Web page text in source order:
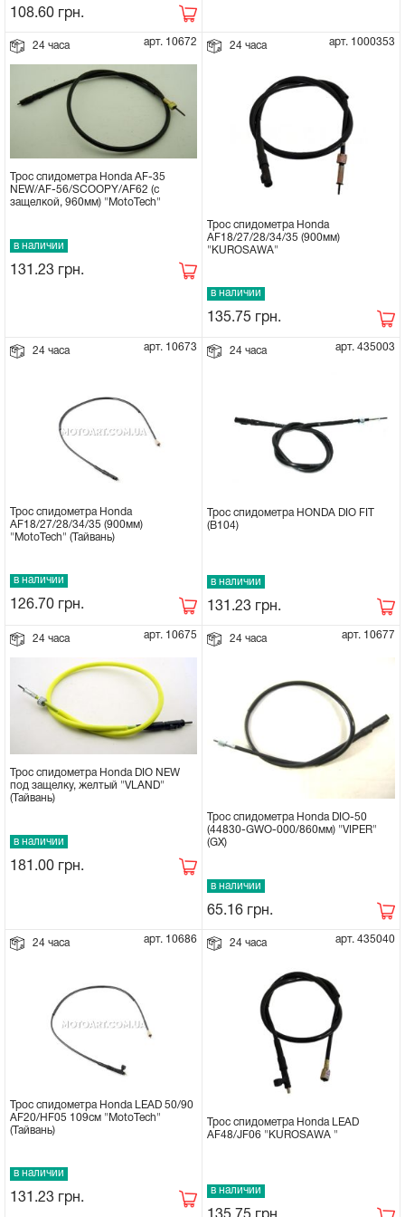
Прокладки на мотоблок
Свечи на мотоблок
Глушитель на мотоблок
Элементы управления, тросики на
мотоблок
108.60 грн.
24 часа арт. 10672
Трос спидометра Honda AF-35
NEW/AF-56/SCOOPY/AF62 (с
защелкой, 960мм) "MotoTech"
в наличии
131.23 грн.
24 часа арт. 1000353
Трос спидометра Honda
AF18/27/28/34/35 (900мм)
"KUROSAWA"
в наличии
135.75 грн.
24 часа арт. 10673
Трос спидометра Honda
AF18/27/28/34/35 (900мм)
"MotoTech" (Тайвань)
в наличии
126.70 грн.
24 часа арт. 435003
Трос спидометра HONDA DIO FIT
(В104)
в наличии
131.23 грн.
24 часа арт. 10675
Трос спидометра Honda DIO NEW
под защелку, желтый "VLAND"
(Тайвань)
в наличии
181.00 грн.
24 часа арт. 10677
Трос спидометра Honda DIO-50
(44830-GWO-000/860мм) "VIPER"
(GX)
в наличии
65.16 грн.
24 часа арт. 10686
Трос спидометра Honda LEAD 50/90
AF20/HF05 109см "MotoTech"
(Тайвань)
в наличии
131.23 грн.
24 часа арт. 435040
Трос спидометра Honda LEAD
AF48/JF06 "KUROSAWA "
в наличии